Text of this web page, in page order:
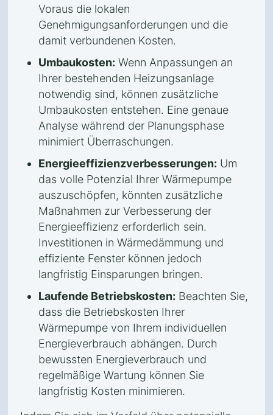
Voraus die lokalen
Genehmigungsanforderungen und die
damit verbundenen Kosten.
Umbaukosten: Wenn Anpassungen an
Ihrer bestehenden Heizungsanlage
notwendig sind, können zusätzliche
Umbaukosten entstehen. Eine genaue
Analyse während der Planungsphase
minimiert Überraschungen.
Energieeffizienzverbesserungen: Um
das volle Potenzial Ihrer Wärmepumpe
auszuschöpfen, könnten zusätzliche
Maßnahmen zur Verbesserung der
Energieeffizienz erforderlich sein.
Investitionen in Wärmedämmung und
effiziente Fenster können jedoch
langfristig Einsparungen bringen.
Laufende Betriebskosten: Beachten Sie,
dass die Betriebskosten Ihrer
Wärmepumpe von Ihrem individuellen
Energieverbrauch abhängen. Durch
bewussten Energieverbrauch und
regelmäßige Wartung können Sie
langfristig Kosten minimieren.